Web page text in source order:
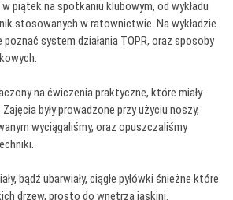
piątek na spotkaniu klubowym, od wykładu
stosowanych w ratownictwie. Na wykładzie
system działania TOPR, oraz sposoby
na ćwiczenia praktyczne, które miały
były prowadzone przy użyciu noszy,
wyciągaliśmy, oraz opuszczaliśmy
bądź ubarwiały, ciągłe pyłówki śnieżne które
drzew, prosto do wnętrza jaskini.